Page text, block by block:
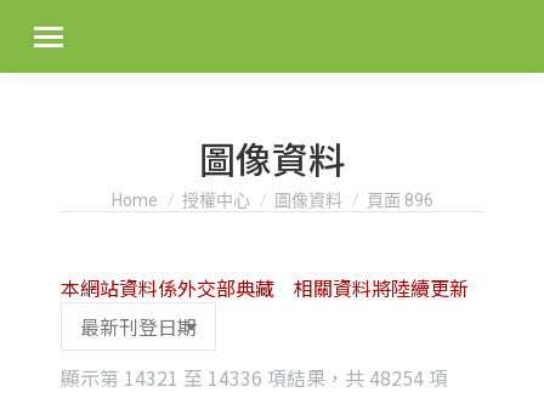
圖像資料
You are here:
Home 授權中心 圖像資料 頁面 896
顯示第 14321 至 14336 項結果，共 48254 項
本網站資料係外交部典藏 相關資料將陸續更新